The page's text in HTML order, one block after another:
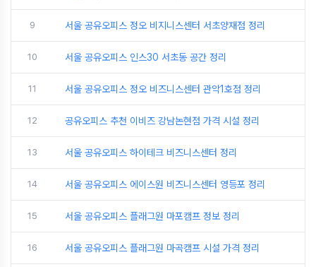
9 서울 공유오피스 정오 비지니스센터 서초양재점 정리
10 서울 공유오피스 인스30 서초동 공간 정리
11 서울 공유오피스 정오 비즈니스센터 관악1호점 정리
12 공유오피스 추천 이비즈 강남논현점 가격 시설 정리
13 서울 공유오피스 하이테크 비즈니스센터 정리
14 서울 공유오피스 에이스원 비즈니스센터 영등포 정리
15 서울 공유오피스 플래그원 마포캠프 정보 정리
16 서울 공유오피스 플래그원 마곡캠프 시설 가격 정리